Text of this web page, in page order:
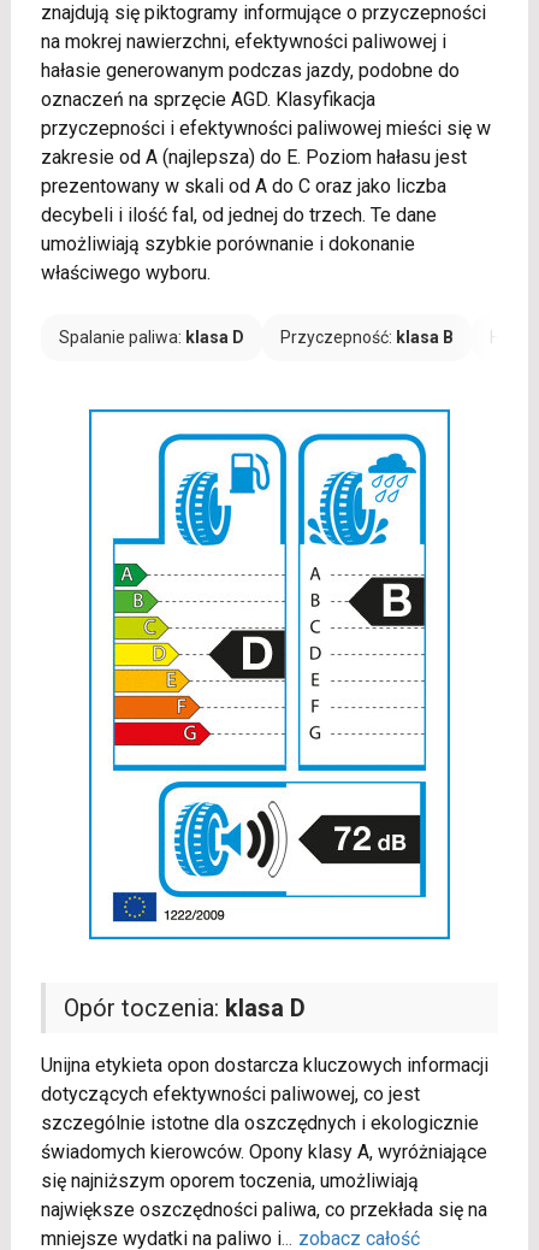
znajdują się piktogramy informujące o przyczepności
na mokrej nawierzchni, efektywności paliwowej i
hałasie generowanym podczas jazdy, podobne do
oznaczeń na sprzęcie AGD. Klasyfikacja
przyczepności i efektywności paliwowej mieści się w
zakresie od A (najlepsza) do E. Poziom hałasu jest
prezentowany w skali od A do C oraz jako liczba
decybeli i ilość fal, od jednej do trzech. Te dane
umożliwiają szybkie porównanie i dokonanie
właściwego wyboru.
Spalanie paliwa: klasa D Przyczepność: klasa B
Opór toczenia: klasa D
Unijna etykieta opon dostarcza kluczowych informacji
dotyczących efektywności paliwowej, co jest
szczególnie istotne dla oszczędnych i ekologicznie
świadomych kierowców. Opony klasy A, wyróżniające
się najniższym oporem toczenia, umożliwiają
największe oszczędności paliwa, co przekłada się na
mniejsze wydatki na paliwo i... zobacz całość